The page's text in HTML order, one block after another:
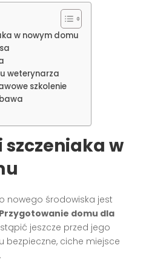
w nowym domu
weterynarza
szkolenie
szczeniaka w
nowego środowiska jest
Przygotowanie domu dla
jeszcze przed jego
bezpieczne, ciche miejsce